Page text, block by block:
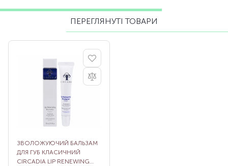
ПЕРЕГЛЯНУТІ ТОВАРИ
ЗВОЛОЖУЮЧИЙ БАЛЬЗАМ
ДЛЯ ГУБ КЛАСИЧНИЙ
CIRCADIA LIP RENEWING